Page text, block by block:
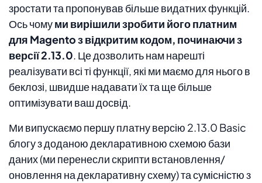
зростати та пропонував більше видатних функцій.
Ось чомуми вирішили зробити його платним
для Magento з відкритим кодом, починаючи з
версії 2.13.0. Це дозволить нам нарешті
реалізувати всі ті функції, які ми маємо для нього в
беклозі, швидше надавати їх та ще більше
оптимізувати ваш досвід.
Ми випускаємо першу платну версію 2.13.0 Basic
блогу з доданою декларативною схемою бази
даних (ми перенесли скрипти встановлення/
оновлення на декларативну схему) та сумісністю з